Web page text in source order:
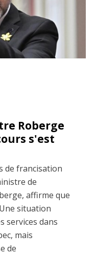
Roberge
s'est
de francisation
de
affirme que
situation
services dans
mais
de